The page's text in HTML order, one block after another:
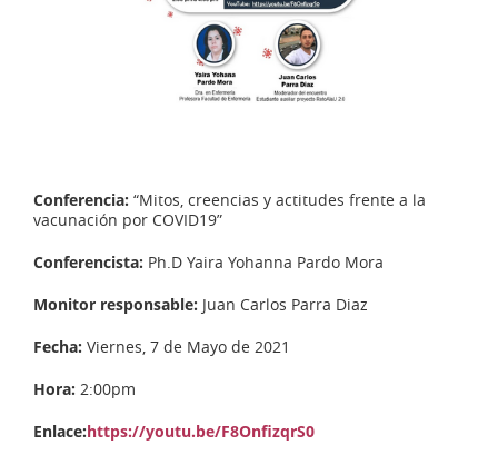
Conferencia: “Mitos, creencias y actitudes frente a la
vacunación por COVID19”
Conferencista: Ph.D Yaira Yohanna Pardo Mora
Monitor responsable: Juan Carlos Parra Diaz
Fecha: Viernes, 7 de Mayo de 2021
Hora: 2:00pm
Enlace:https://youtu.be/F8OnfizqrS0